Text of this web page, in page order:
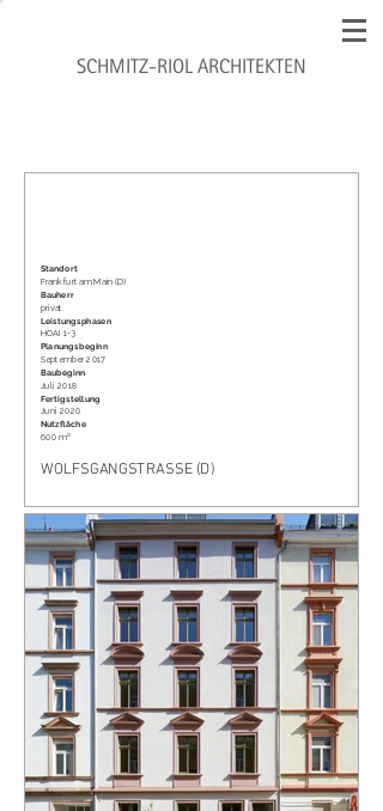
SCHMITZ-RIOL ARCHITEKTEN
Standort
Frankfurt am Main (D)
Bauherr
privat
Leistungsphasen
HOAI 1-3
Planungsbeginn
September 2017
Baubeginn
Juli 2018
Fertigstellung
Juni 2020
Nutzfläche
600 m²
WOLFSGANGSTRASSE (D)